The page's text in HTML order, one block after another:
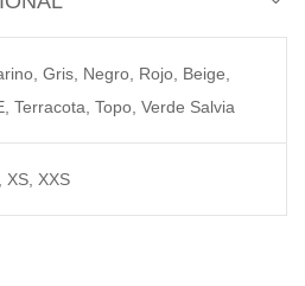
Gris, Negro, Rojo, Beige,
Terracota, Topo, Verde Salvia
XS, XXS